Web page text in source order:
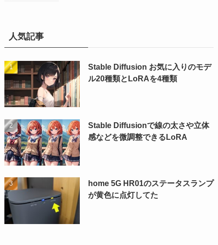
人気記事
Stable Diffusion お気に入りのモデ
ル20種類とLoRAを4種類
Stable Diffusionで線の太さや立体
感などを微調整できるLoRA
home 5G HR01のステータスランプ
が黄色に点灯してた